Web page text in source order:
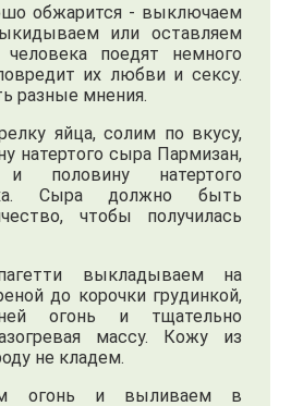
обжарится - выключаем
или оставляем
поедят немного
их любви и сексу.
разные мнения.
яйца, солим по вкусу,
натертого сыра Пармизан,
половину натертого
Сыра должно быть
чтобы получилась
выкладываем на
до корочки грудинкой,
огонь и тщательно
массу. Кожу из
не кладем.
огонь и выливаем в